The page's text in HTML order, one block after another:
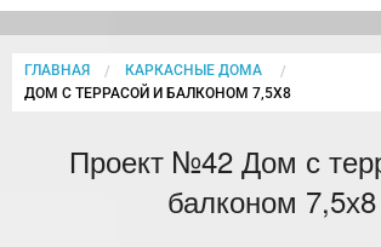
ГЛАВНАЯ
КАРКАСНЫЕ ДОМА
CURRENT:
ДОМ С ТЕРРАСОЙ И БАЛКОНОМ 7,5Х8
Проект №42 Дом с
балконом 7,5х8